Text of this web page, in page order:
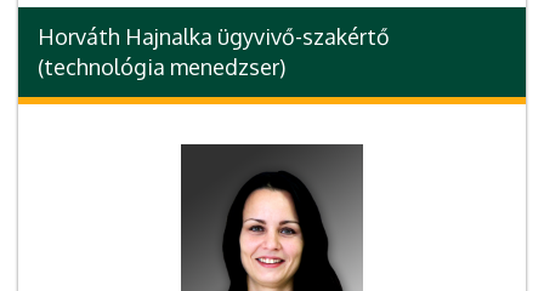
Horváth Hajnalka ügyvivő-szakértő
(technológia menedzser)